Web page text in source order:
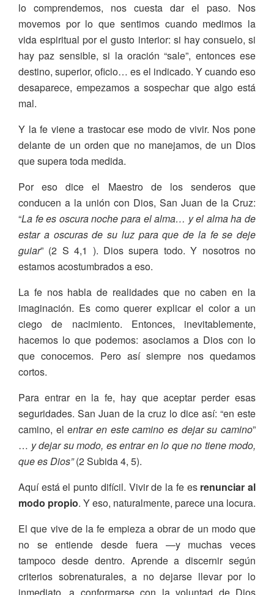
lo comprendemos, nos cuesta dar el paso. Nos
movemos por lo que sentimos cuando medimos la
vida espiritual por el gusto interior: si hay consuelo, si
hay paz sensible, si la oración “sale”, entonces ese
destino, superior, oficio… es el indicado. Y cuando eso
desaparece, empezamos a sospechar que algo está
mal.
Y la fe viene a trastocar ese modo de vivir. Nos pone
delante de un orden que no manejamos, de un Dios
que supera toda medida.
Por eso dice el Maestro de los senderos que
conducen a la unión con Dios, San Juan de la Cruz:
“La fe es oscura noche para el alma… y el alma ha de
estar a oscuras de su luz para que de la fe se deje
guiar” (2 S 4,1 ). Dios supera todo. Y nosotros no
estamos acostumbrados a eso.
La fe nos habla de realidades que no caben en la
imaginación. Es como querer explicar el color a un
ciego de nacimiento. Entonces, inevitablemente,
hacemos lo que podemos: asociamos a Dios con lo
que conocemos. Pero así siempre nos quedamos
cortos.
Para entrar en la fe, hay que aceptar perder esas
seguridades. San Juan de la cruz lo dice así: “en este
camino, el entrar en este camino es dejar su camino”
… y dejar su modo, es entrar en lo que no tiene modo,
que es Dios”(2 Subida 4, 5).
Aquí está el punto difícil. Vivir de la fe es renunciar al
modo propio. Y eso, naturalmente, parece una locura.
El que vive de la fe empieza a obrar de un modo que
no se entiende desde fuera —y muchas veces
tampoco desde dentro. Aprende a discernir según
criterios sobrenaturales, a no dejarse llevar por lo